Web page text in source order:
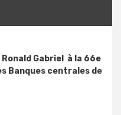
Gabriel à la 66e
Banques centrales de